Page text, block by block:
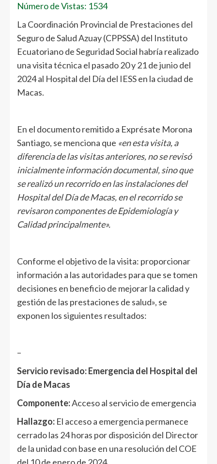
Número de Vistas: 1534
La Coordinación Provincial de Prestaciones del
Seguro de Salud Azuay (CPPSSA) del Instituto
Ecuatoriano de Seguridad Social habría realizado
una visita técnica el pasado 20 y 21 de junio del
2024 al Hospital del Día del IESS en la ciudad de
Macas.
En el documento remitido a Exprésate Morona
Santiago, se menciona que «en esta visita, a
diferencia de las visitas anteriores, no se revisó
inicialmente información documental, sino que
se realizó un recorrido en las instalaciones del
Hospital del Día de Macas, en el recorrido se
revisaron componentes de Epidemiología y
Calidad principalmente».
Conforme el objetivo de la visita: proporcionar
información a las autoridades para que se tomen
decisiones en beneficio de mejorar la calidad y
gestión de las prestaciones de salud», se
exponen los siguientes resultados:
–
Servicio revisado: Emergencia del Hospital del
Día de Macas
Componente:Acceso al servicio de emergencia
Hallazgo: El acceso a emergencia permanece
cerrado las 24 horas por disposición del Director
de la unidad con base en una resolución del COE